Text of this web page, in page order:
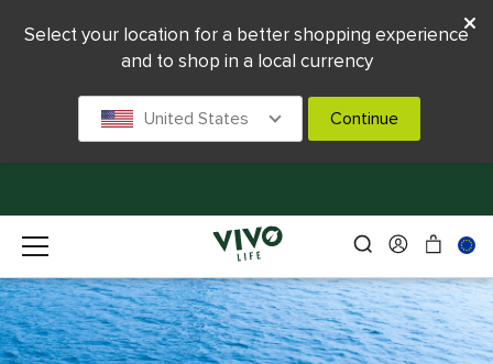
Select your location for a better shopping experience
and to shop in a local currency
United States Continue